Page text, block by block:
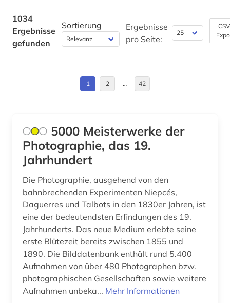
architekturmuseum (1)
archivwesen (2)
archäologie (18)
archäologische funde (1)
archäologische stätte (2)
archäologisches denkmal (1)
aristoteles (1)
arktis (2)
Deutschland (118)
Frankreich (26)
Griechenland (1)
Griechenland (Altertum) (7)
Großbritannien (22)
Hamburg (3)
Hessen (4)
Irland (1)
Island (6)
1034
Ergebnisse
gefunden
Sortierung
Ergebnisse
pro Seite:
1 2 … 42
5000 Meisterwerke der
Photographie, das 19.
Jahrhundert
Die Photographie, ausgehend von den
bahnbrechenden Experimenten Niepcés,
Daguerres und Talbots in den 1830er Jahren, ist
eine der bedeutendsten Erfindungen des 19.
Jahrhunderts. Das neue Medium erlebte seine
erste Blütezeit bereits zwischen 1855 und
1890. Die Bilddatenbank enthält rund 5.400
Aufnahmen von über 480 Photographen bzw.
photographischen Gesellschaften sowie weitere
Aufnahmen unbeka... Mehr Informationen